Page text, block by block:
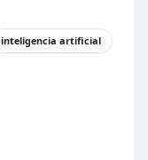
inteligencia artificial